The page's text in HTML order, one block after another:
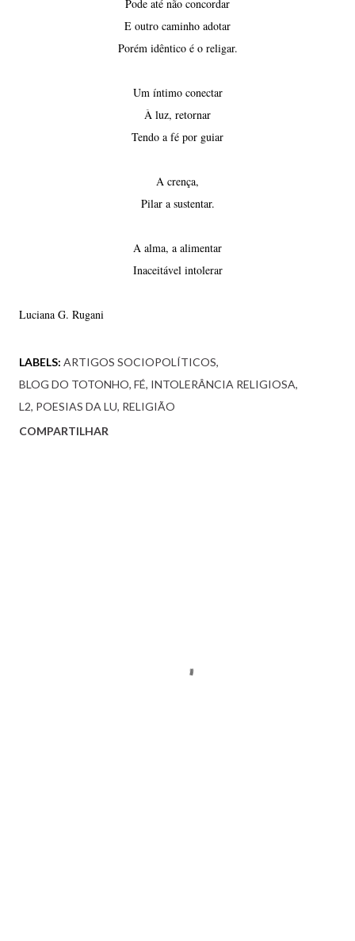
Pode até não concordar
E outro caminho adotar
Porém idêntico é o religar.
Um íntimo conectar
À luz, retornar
Tendo a fé por guiar
A crença,
Pilar a sustentar.
A alma, a alimentar
Inaceitável intolerar
Luciana G. Rugani
LABELS: ARTIGOS SOCIOPOLÍTICOS
BLOG DO TOTONHO FÉ INTOLERÂNCIA RELIGIOSA
L2 POESIAS DA LU RELIGIÃO
COMPARTILHAR